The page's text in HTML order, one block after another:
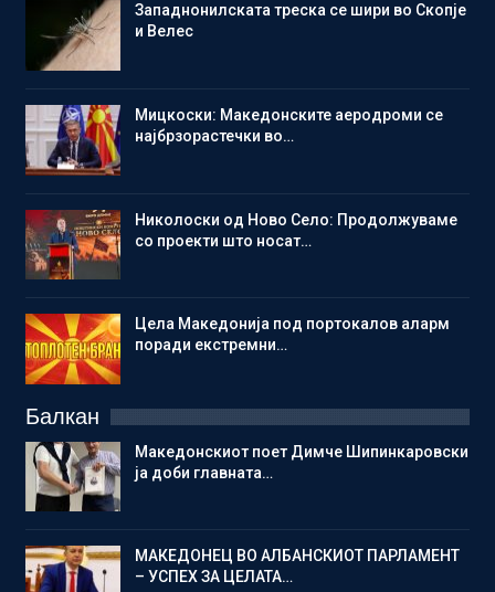
Западнонилската треска се шири во Скопје
и Велес
Мицкоски: Македонските аеродроми се
најбрзорастечки во…
Николоски од Ново Село: Продолжуваме
со проекти што носат…
Цела Македонија под портокалов аларм
поради екстремни…
Балкан
Македонскиот поет Димче Шипинкаровски
ја доби главната…
МАКЕДОНЕЦ ВО АЛБАНСКИОТ ПАРЛАМЕНТ
– УСПЕХ ЗА ЦЕЛАТА…